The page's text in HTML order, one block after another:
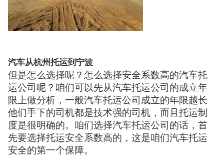
汽车从杭州托运到宁波
但是怎么选择呢？怎么选择安全系数高的汽车托
运公司呢？咱们可以先从汽车托运公司的成立年
限上做分析，一般汽车托运公司成立的年限越长
他们手下的司机都是技术强的司机，而且托运制
度是很明确的。咱们选择汽车托运公司的话，首
先要选择托运安全系数高的，这是咱们汽车托运
安全的第一个保障。